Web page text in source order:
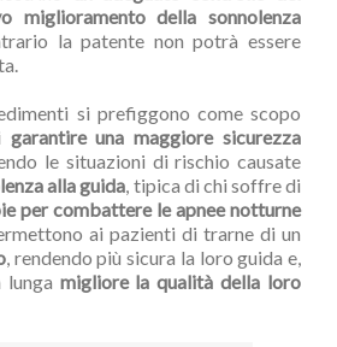
miglioramento della sonnolenza
la patente non potrà essere
si prefiggono come scopo
garantire una maggiore sicurezza
le situazioni di rischio causate
alla guida, tipica di chi soffre di
per combattere le apnee notturne
ai pazienti di trarne di un
, rendendo più sicura la loro guida e,
migliore la qualità della loro